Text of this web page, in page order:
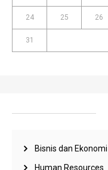
24 25 26
31
Bisnis dan Ekonomi
Human Resources